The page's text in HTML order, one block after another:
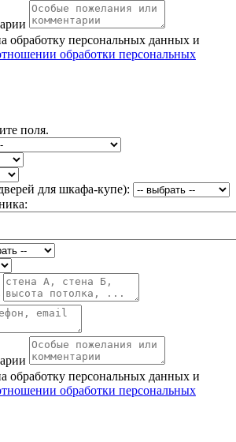
обработку персональных данных и
обработки персональных
поля.
для шкафа-купе):
обработку персональных данных и
обработки персональных